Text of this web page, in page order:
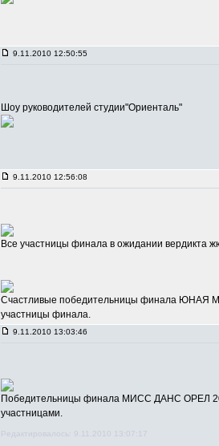
9.11.2010 12:50:55
Шоу руководителей студии"Ориенталь"
9.11.2010 12:56:08
Все участницы финала в ожидании вердикта
Счастливые победительницы финала ЮНАЯ
участницы финала.
9.11.2010 13:03:46
Победительницы финала МИСС ДАНС ОРЕЛ
участницами.
Редактировалось: 9.11.2010 13:07:17